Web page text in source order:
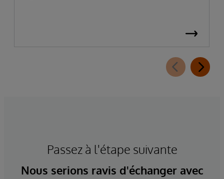
Passez à l'étape suivante
Nous serions ravis d'échanger avec